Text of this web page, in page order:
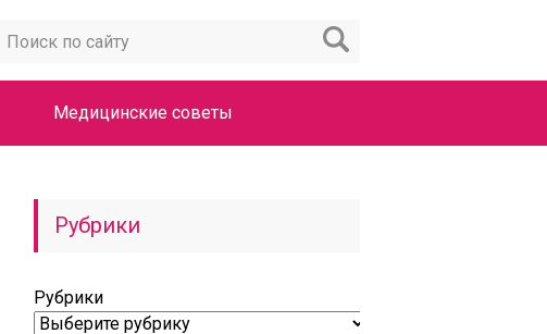
Медицинские советы
Рубрики
Рубрики